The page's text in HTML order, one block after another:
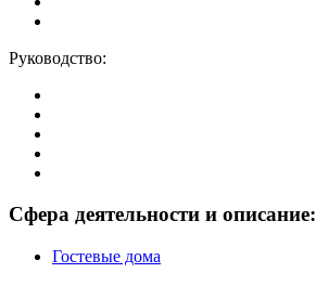
Руководство:
Сфера деятельности и описание:
Гостевые дома